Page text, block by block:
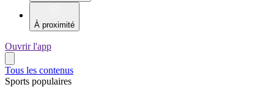
À proximité
Ouvrir l'app
Tous les contenus
Sports populaires